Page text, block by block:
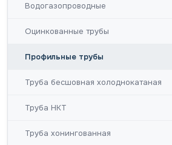
Водогазопроводные
Оцинкованные трубы
Профильные трубы
Труба бесшовная холоднокатаная
Труба НКТ
Труба хонингованная